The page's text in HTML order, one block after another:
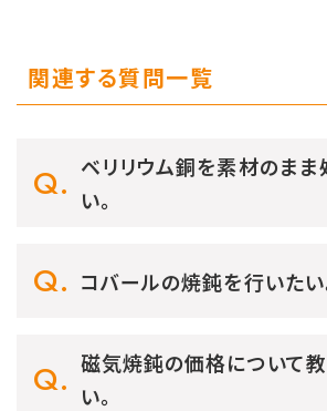
関連する質問一覧
ベリリウム銅を素材のまま
い。
コバールの焼鈍を行いたい
磁気焼鈍の価格について教
い。